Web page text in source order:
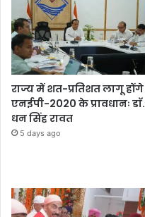
राज्य में शत-प्रतिशत लागू होंगे
एनईपी-2020 के प्रावधानः डाॅ.
धन सिंह रावत
5 days ago